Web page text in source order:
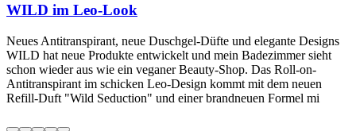
WILD im Leo-Look
Neues Antitranspirant, neue Duschgel-Düfte und elegante Designs
WILD hat neue Produkte entwickelt und mein Badezimmer sieht
schon wieder aus wie ein veganer Beauty-Shop. Das Roll-on-
Antitranspirant im schicken Leo-Design kommt mit dem neuen
Refill-Duft "Wild Seduction" und einer brandneuen Formel mi